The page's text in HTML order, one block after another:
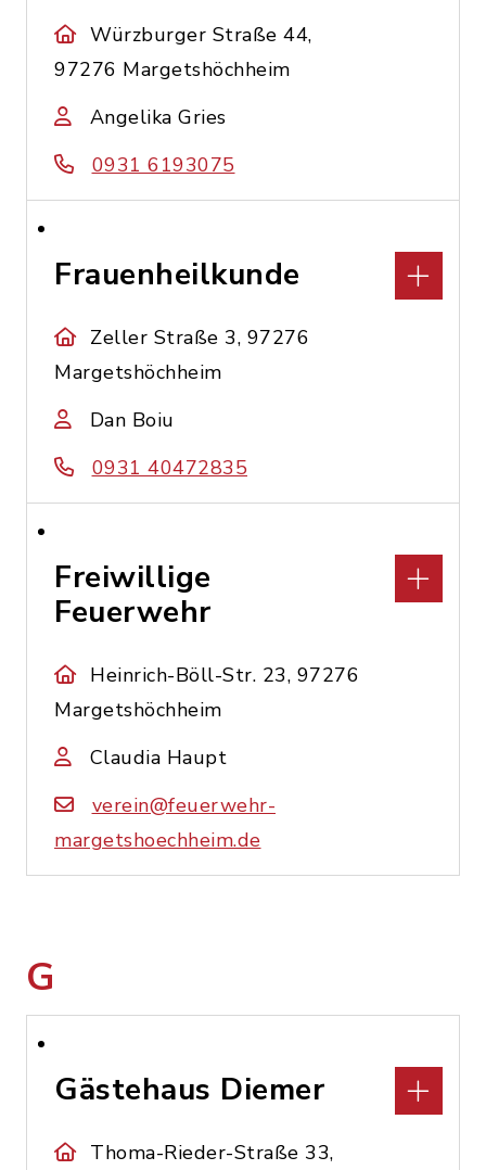
Würzburger Straße 44,
97276 Margetshöchheim
Angelika Gries
0931 6193075
Frauenheilkunde
Zeller Straße 3, 97276
Margetshöchheim
Dan Boiu
0931 40472835
Freiwillige
Feuerwehr
Heinrich-Böll-Str. 23, 97276
Margetshöchheim
Claudia Haupt
verein@feuerwehr-
margetshoechheim.de
G
Gästehaus Diemer
Thoma-Rieder-Straße 33,